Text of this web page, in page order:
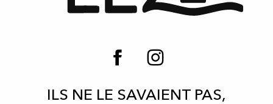
ILS NE LE SAVAIENT PAS,